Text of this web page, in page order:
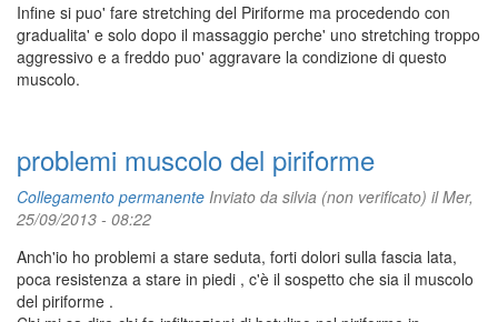
Infine si puo' fare stretching del Piriforme ma procedendo con
gradualita' e solo dopo il massaggio perche' uno stretching troppo
aggressivo e a freddo puo' aggravare la condizione di questo
muscolo.
problemi muscolo del piriforme
Collegamento permanente Inviato da silvia (non verificato) il Mer,
25/09/2013 - 08:22
Anch'io ho problemi a stare seduta, forti dolori sulla fascia lata,
poca resistenza a stare in piedi , c'è il sospetto che sia il muscolo
del piriforme .